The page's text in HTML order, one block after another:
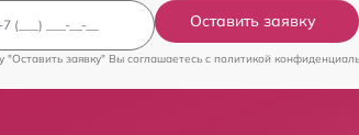
Оставить заявку
"Оставить заявку" Вы соглашаетесь c политикой